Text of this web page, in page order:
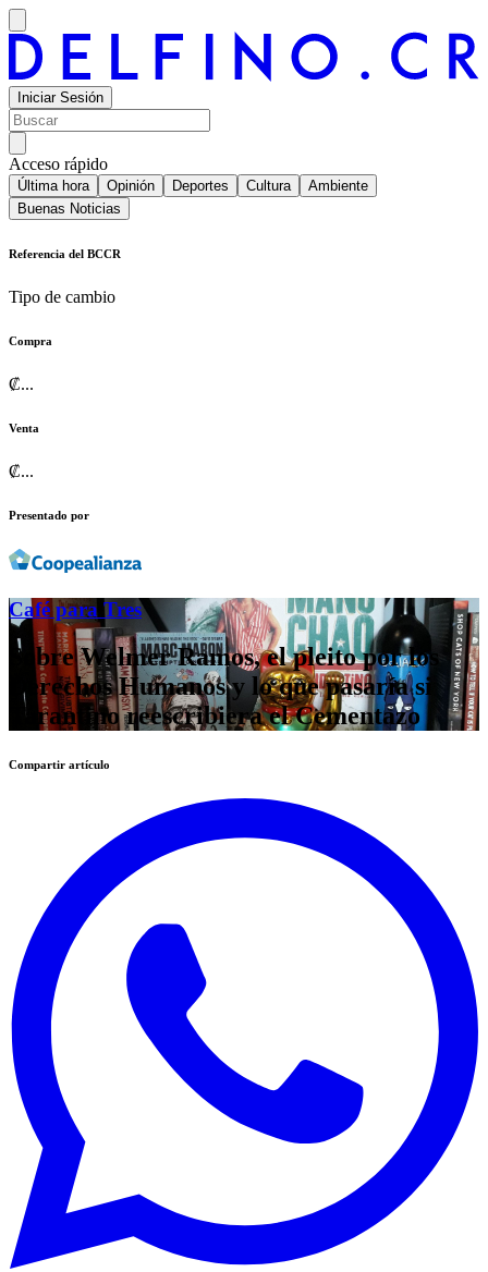
Iniciar Sesión
Acceso rápido
Última hora Opinión Deportes Cultura
Ambiente
Buenas Noticias
Referencia del BCCR
Tipo de cambio
Compra
₡...
Venta
₡...
Presentado por
Café para Tres
Sobre Welmer Ramos, el pleito por los
Derechos Humanos y lo que pasaría si
Tarantino reescribiera el Cementazo
Compartir artículo